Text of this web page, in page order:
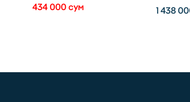
434 000сум 1 438